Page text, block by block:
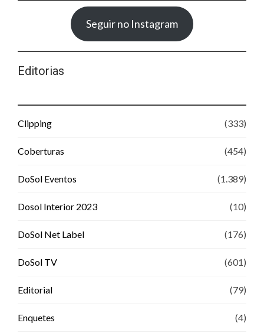
Seguir no Instagram
Editorias
Clipping (333)
Coberturas (454)
DoSol Eventos (1.389)
Dosol Interior 2023 (10)
DoSol Net Label (176)
DoSol TV (601)
Editorial (79)
Enquetes (4)